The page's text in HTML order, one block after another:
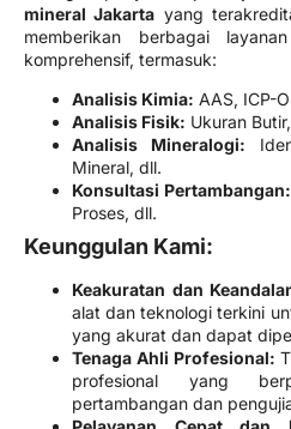
mineral Jakarta yang
memberikan berbagai
komprehensif, termasuk:
Analisis Kimia: AAS, ICP-
Analisis Fisik: Ukuran
Analisis Mineralogi:
Mineral, dll.
Konsultasi Pertambangan:
Proses, dll.
Keunggulan Kami:
Keakuratan dan
alat dan teknologi terkini
yang akurat dan dapat
Tenaga Ahli Profesional:
profesional yang
pertambangan dan